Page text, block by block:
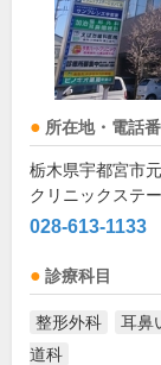
所在地・電話
栃木県宇都宮市
クリニックステ
028-613-1133
診療科目
整形外科 耳鼻
道科